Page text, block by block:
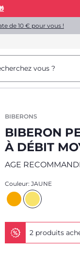
de 10 € pour vous !
vous ?
BIBERONS
BIBERON
À DÉBIT
AGE
Couleur: JAUNE
2 produits